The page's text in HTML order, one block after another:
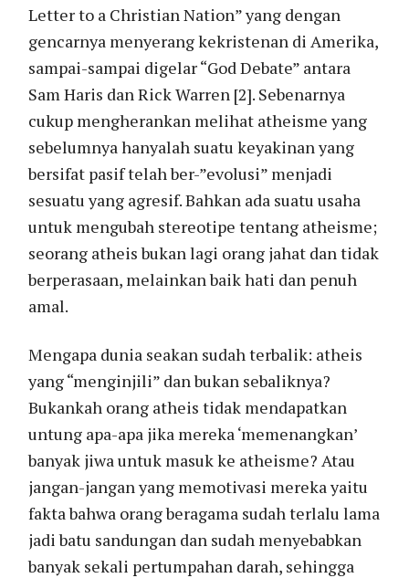
Letter to a Christian Nation” yang dengan
gencarnya menyerang kekristenan di Amerika,
sampai-sampai digelar “God Debate” antara
Sam Haris dan Rick Warren [2]. Sebenarnya
cukup mengherankan melihat atheisme yang
sebelumnya hanyalah suatu keyakinan yang
bersifat pasif telah ber-”evolusi” menjadi
sesuatu yang agresif. Bahkan ada suatu usaha
untuk mengubah stereotipe tentang atheisme;
seorang atheis bukan lagi orang jahat dan tidak
berperasaan, melainkan baik hati dan penuh
amal.
Mengapa dunia seakan sudah terbalik: atheis
yang “menginjili” dan bukan sebaliknya?
Bukankah orang atheis tidak mendapatkan
untung apa-apa jika mereka ‘memenangkan’
banyak jiwa untuk masuk ke atheisme? Atau
jangan-jangan yang memotivasi mereka yaitu
fakta bahwa orang beragama sudah terlalu lama
jadi batu sandungan dan sudah menyebabkan
banyak sekali pertumpahan darah, sehingga